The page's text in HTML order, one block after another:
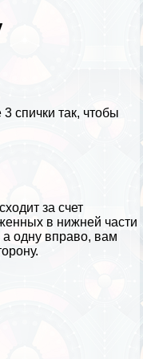
спички так, чтобы
за счет
в нижней части
одну вправо, вам